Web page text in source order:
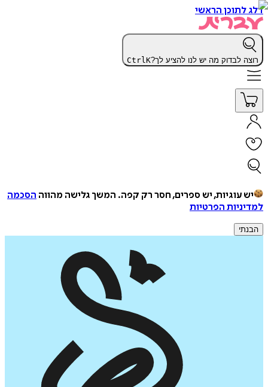
דלג לתוכן הראשי
רוצה לבדוק מה יש לנו להציע לך? CtrlK
יש עוגיות, יש ספרים, חסר רק קפה. המשך גלישה מהווה הסכמה
למדיניות הפרטיות
הבנתי